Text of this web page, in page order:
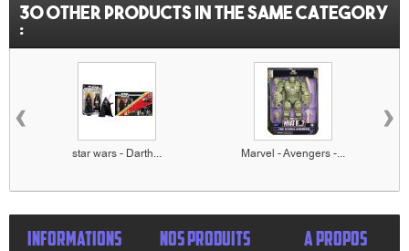
30 other products in the same category
:
star wars - Darth... Marvel - Avengers -...
‹ ›
INFORMATIONS NOS PRODUITS A PROPOS